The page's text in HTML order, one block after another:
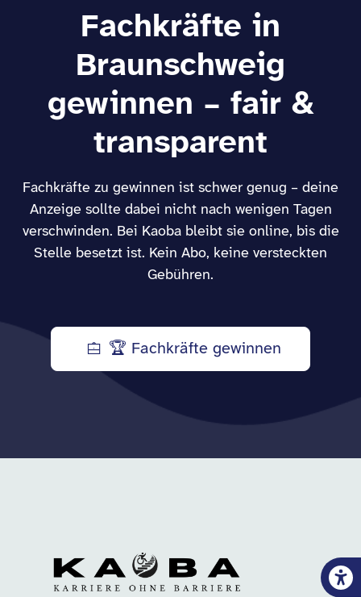
Fachkräfte in
Braunschweig
gewinnen – fair &
transparent
Fachkräfte zu gewinnen ist schwer genug – deine
Anzeige sollte dabei nicht nach wenigen Tagen
verschwinden. Bei Kaoba bleibt sie online, bis die
Stelle besetzt ist. Kein Abo, keine versteckten
Gebühren.
🏆 Fachkräfte gewinnen